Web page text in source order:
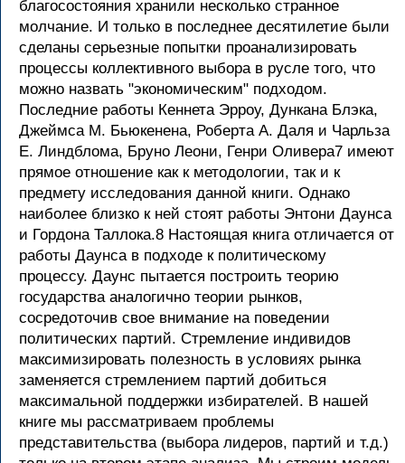
благосостояния хранили несколько странное
молчание. И только в последнее десятилетие были
сделаны серьезные попытки проанализировать
процессы коллективного выбора в русле того, что
можно назвать "экономическим" подходом.
Последние работы Кеннета Эрроу, Дункана Блэка,
Джеймса М. Бьюкенена, Роберта А. Даля и Чарльза
Е. Линдблома, Бруно Леони, Генри Оливера7 имеют
прямое отношение как к методологии, так и к
предмету исследования данной книги. Однако
наиболее близко к ней стоят работы Энтони Даунса
и Гордона Таллока.8 Настоящая книга отличается от
работы Даунса в подходе к политическому
процессу. Даунс пытается построить теорию
государства аналогично теории рынков,
сосредоточив свое внимание на поведении
политических партий. Стремление индивидов
максимизировать полезность в условиях рынка
заменяется стремлением партий добиться
максимальной поддержки избирателей. В нашей
книге мы рассматриваем проблемы
представительства (выбора лидеров, партий и т.д.)